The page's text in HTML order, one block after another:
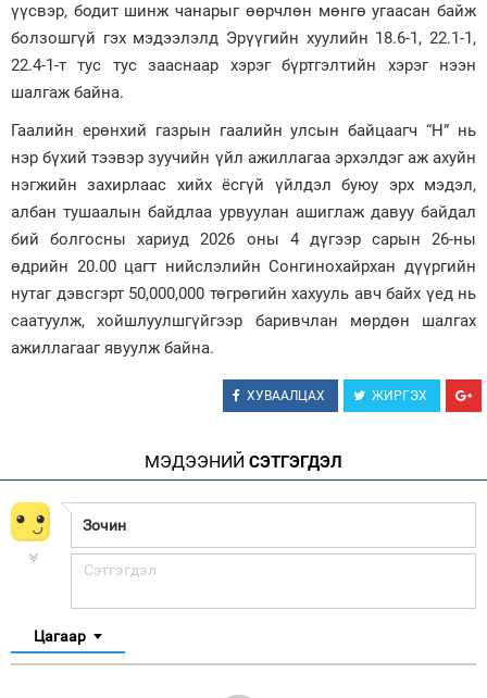
үүсвэр, бодит шинж чанарыг өөрчлөн мөнгө угаасан байж
болзошгүй гэх мэдээлэлд Эрүүгийн хуулийн 18.6-1, 22.1-1,
22.4-1-т тус тус зааснаар хэрэг бүртгэлтийн хэрэг нээн
шалгаж байна.
Гаалийн ерөнхий газрын гаалийн улсын байцаагч “Н” нь
нэр бүхий тээвэр зуучийн үйл ажиллагаа эрхэлдэг аж ахуйн
нэгжийн захирлаас хийх ёсгүй үйлдэл буюу эрх мэдэл,
албан тушаалын байдлаа урвуулан ашиглаж давуу байдал
бий болгосны хариуд 2026 оны 4 дүгээр сарын 26-ны
өдрийн 20.00 цагт нийслэлийн Сонгинохайрхан дүүргийн
нутаг дэвсгэрт 50,000,000 төгрөгийн хахууль авч байх үед нь
саатуулж, хойшлуулшгүйгээр баривчлан мөрдөн шалгах
ажиллагааг явуулж байна.
ХУВААЛЦАХ ЖИРГЭХ
МЭДЭЭНИЙ СЭТГЭГДЭЛ
Цагаар